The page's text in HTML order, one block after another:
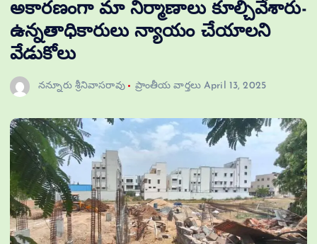
అకారణంగా మా నిర్మాణాలు కూల్చివేశారు-
ఉన్నతాధికారులు న్యాయం చేయాలని
వేడుకోలు
నన్నూరు శ్రీనివాసరావు ప్రాంతీయ వార్తలు April 13, 2025